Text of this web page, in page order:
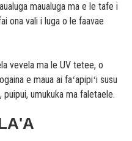
maualuga ma e le tafe i
ona vali i luga o le faavae
vevela ma le UV tetee, o
e maua ai faʻapipiʻi susu
umukuka ma faletaele.